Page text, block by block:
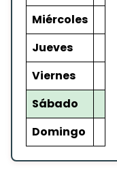
Miércoles
Jueves
Viernes
Sábado
Domingo